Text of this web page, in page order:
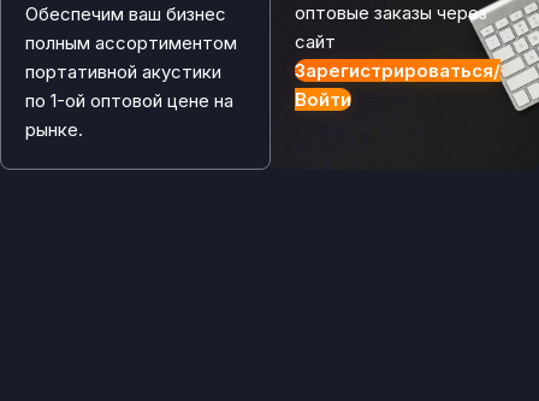
Обеспечим ваш бизнес
полным ассортиментом
портативной акустики
по 1-ой оптовой цене на
рынке.
оптовые заказы через
сайт
Зарегистрироваться/
Войти